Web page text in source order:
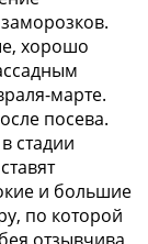
хорошо
марте.
посева.
стадии
и большие
по которой